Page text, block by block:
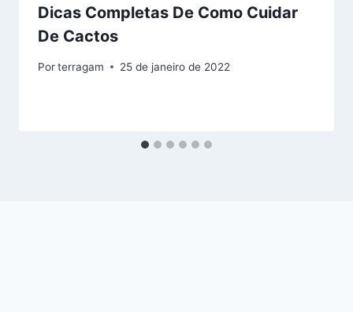
Dicas Completas De Como Cuidar
De Cactos
Porterragam 25 de janeiro de 2022